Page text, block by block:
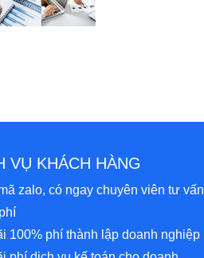
VỤ KHÁCH HÀNG
zalo, có ngay chuyên viên tư vấn
100% phí thành lập doanh nghiệp